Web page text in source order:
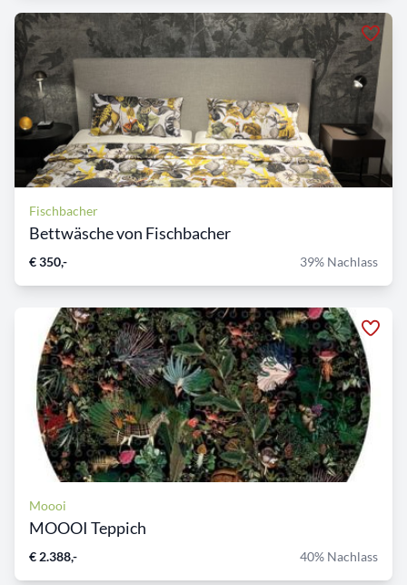
Fischbacher
Bettwäsche von Fischbacher
€ 350,- 39% Nachlass
Moooi
MOOOI Teppich
€ 2.388,- 40% Nachlass